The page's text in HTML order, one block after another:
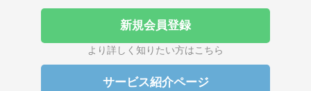
新規会員登録
より詳しく知りたい方はこちら
サービス紹介ページ